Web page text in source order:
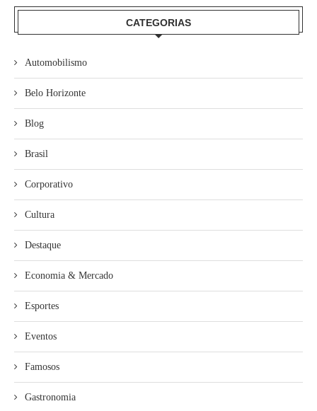
CATEGORIAS
Automobilismo
Belo Horizonte
Blog
Brasil
Corporativo
Cultura
Destaque
Economia & Mercado
Esportes
Eventos
Famosos
Gastronomia